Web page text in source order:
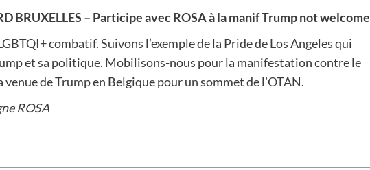
BRUXELLES – Participe avec ROSA à la manif Trump not welcome
combatif. Suivons l’exemple de la Pride de Los Angeles qui
et sa politique. Mobilisons-nous pour la manifestation contre le
venue de Trump en Belgique pour un sommet de l’OTAN.
ROSA